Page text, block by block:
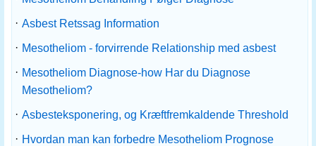
· Asbest Retssag Information
· Mesotheliom - forvirrende Relationship med asbest
· Mesotheliom Diagnose-how Har du Diagnose
Mesotheliom?
· Asbesteksponering, og Kræftfremkaldende Threshold
· Hvordan man kan forbedre Mesotheliom Prognose